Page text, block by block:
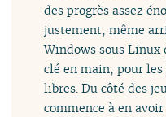
des progrès assez
justement, même
Windows sous Linux
clé en main, pour
libres. Du côté des
commence à en